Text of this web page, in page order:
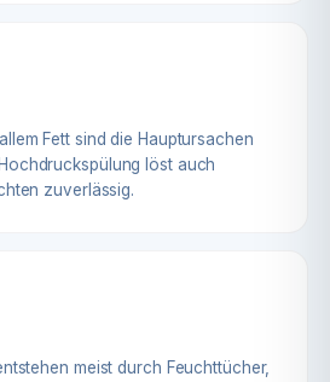
Fett sind die Hauptursachen
löst auch
zuverlässig.
meist durch Feuchttücher,